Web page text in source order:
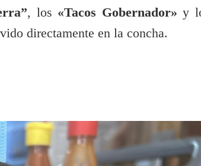
, los «Tacos Gobernador» y
directamente en la concha.